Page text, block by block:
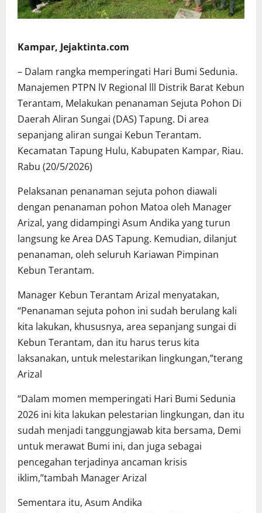
Kampar, Jejaktinta.com
– Dalam rangka memperingati Hari Bumi Sedunia.
Manajemen PTPN lV Regional lll Distrik Barat Kebun
Terantam, Melakukan penanaman Sejuta Pohon Di
Daerah Aliran Sungai (DAS) Tapung. Di area
sepanjang aliran sungai Kebun Terantam.
Kecamatan Tapung Hulu, Kabupaten Kampar, Riau.
Rabu (20/5/2026)
Pelaksanan penanaman sejuta pohon diawali
dengan penanaman pohon Matoa oleh Manager
Arizal, yang didampingi Asum Andika yang turun
langsung ke Area DAS Tapung. Kemudian, dilanjut
penanaman, oleh seluruh Kariawan Pimpinan
Kebun Terantam.
Manager Kebun Terantam Arizal menyatakan,
“Penanaman sejuta pohon ini sudah berulang kali
kita lakukan, khususnya, area sepanjang sungai di
Kebun Terantam, dan itu harus terus kita
laksanakan, untuk melestarikan lingkungan,”terang
Arizal
“Dalam momen memperingati Hari Bumi Sedunia
2026 ini kita lakukan pelestarian lingkungan, dan itu
sudah menjadi tanggungjawab kita bersama, Demi
untuk merawat Bumi ini, dan juga sebagai
pencegahan terjadinya ancaman krisis
iklim,”tambah Manager Arizal
Sementara itu, Asum Andika